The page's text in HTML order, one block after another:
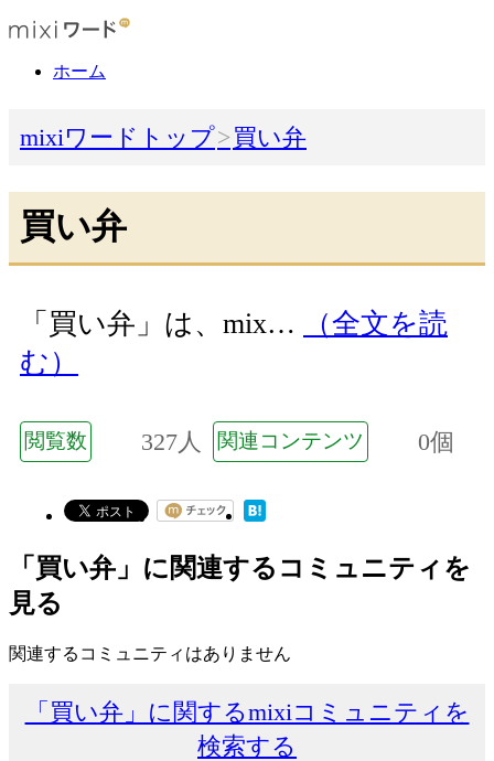
ホーム
mixiワードトップ 買い弁
買い弁
「買い弁」は、mix…
（全文を読
む）
閲覧数 327人 関連コンテンツ 0個
「買い弁」に関連するコミュニティを
見る
関連するコミュニティはありません
「買い弁」に関するmixiコミュニティを
検索する